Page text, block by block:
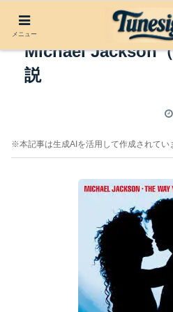
The Way You
Michael Jackson
説
※本記事は生成AIを活用して作成されてい
メニュー